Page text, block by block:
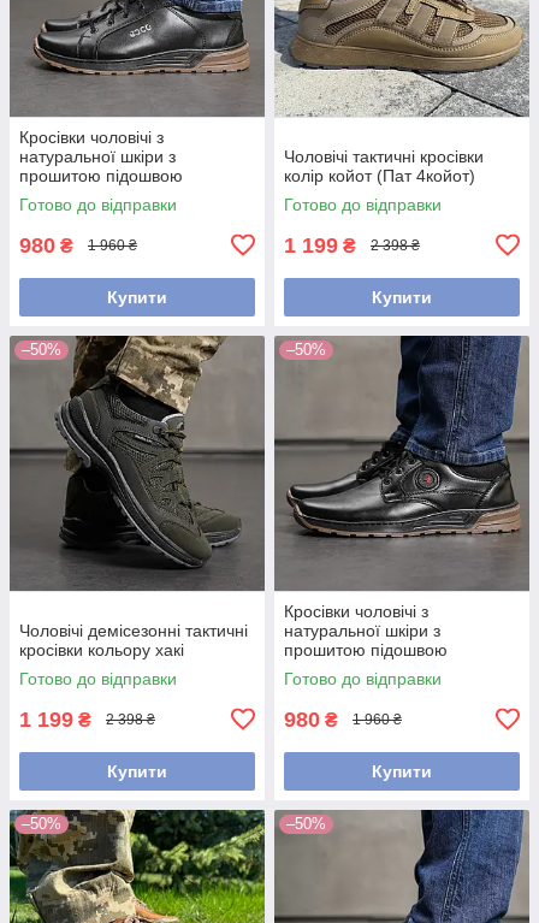
Кросівки чоловічі з
натуральної шкіри з
прошитою підошвою
Готово до відправки
980 ₴ 1 960 ₴
Купити
Чоловічі тактичні кросівки
колір койот (Пат 4койот)
Готово до відправки
1 199 ₴ 2 398 ₴
Купити
–50%
Чоловічі демісезонні тактичні
кросівки кольору хакі
Готово до відправки
1 199 ₴ 2 398 ₴
Купити
–50%
Кросівки чоловічі з
натуральної шкіри з
прошитою підошвою
Готово до відправки
980 ₴ 1 960 ₴
Купити
–50% –50%